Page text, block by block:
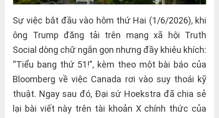
Sự việc bắt đầu vào hôm thứ Hai (1/6/2026), khi
ông Trump đăng tải trên mạng xã hội Truth
Social dòng chữ ngắn gọn nhưng đầy khiêu khích:
“Tiểu bang thứ 51!”, kèm theo một bài báo của
Bloomberg về việc Canada rơi vào suy thoái kỹ
thuật. Ngay sau đó, Đại sứ Hoekstra đã chia sẻ
lại bài viết này trên tài khoản X chính thức của